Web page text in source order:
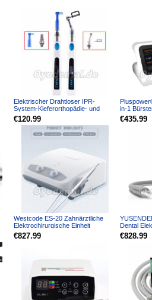
Elektrischer Drahtloser IPR-
System-Kieferorthopädie- und
Poliermotor für Zahnärz...
€120.99
in-1
€435.99
Westcode ES-20 Zahnärztliche
Elektrochirurgische Einheit
Zahnarzt-Elektrochirurg...
€827.99
Dental
€828.99